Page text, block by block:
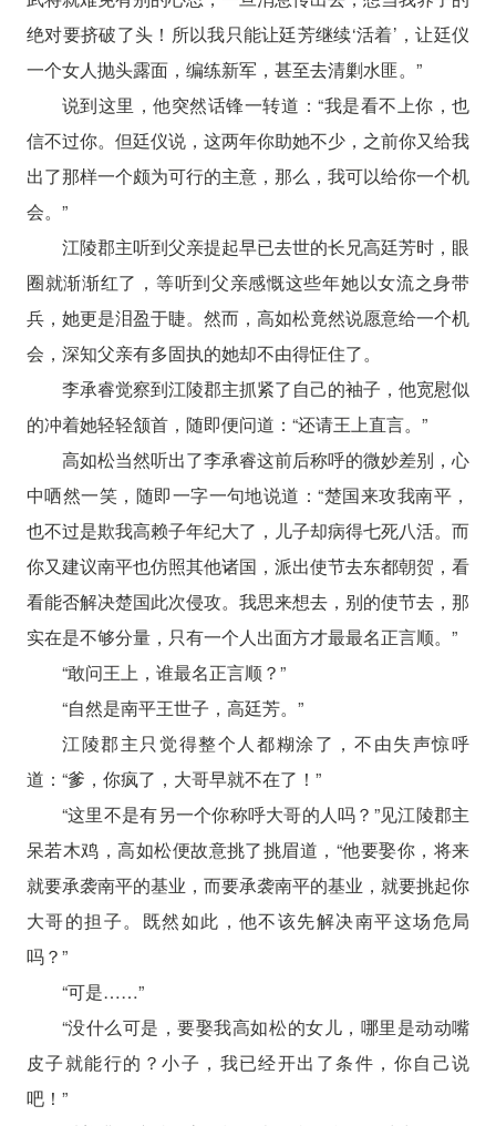
绝对要挤破了头！所以我只能让廷芳继续‘活着’，让廷仪
一个女人抛头露面，编练新军，甚至去清剿水匪。”
说到这里，他突然话锋一转道：“我是看不上你，也
信不过你。但廷仪说，这两年你助她不少，之前你又给我
出了那样一个颇为可行的主意，那么，我可以给你一个机
会。”
江陵郡主听到父亲提起早已去世的长兄高廷芳时，眼
圈就渐渐红了，等听到父亲感慨这些年她以女流之身带
兵，她更是泪盈于睫。然而，高如松竟然说愿意给一个机
会，深知父亲有多固执的她却不由得怔住了。
李承睿觉察到江陵郡主抓紧了自己的袖子，他宽慰似
的冲着她轻轻颔首，随即便问道：“还请王上直言。”
高如松当然听出了李承睿这前后称呼的微妙差别，心
中哂然一笑，随即一字一句地说道：“楚国来攻我南平，
也不过是欺我高赖子年纪大了，儿子却病得七死八活。而
你又建议南平也仿照其他诸国，派出使节去东都朝贺，看
看能否解决楚国此次侵攻。我思来想去，别的使节去，那
实在是不够分量，只有一个人出面方才最最名正言顺。”
“敢问王上，谁最名正言顺？”
“自然是南平王世子，高廷芳。”
江陵郡主只觉得整个人都糊涂了，不由失声惊呼
道：“爹，你疯了，大哥早就不在了！”
“这里不是有另一个你称呼大哥的人吗？”见江陵郡主
呆若木鸡，高如松便故意挑了挑眉道，“他要娶你，将来
就要承袭南平的基业，而要承袭南平的基业，就要挑起你
大哥的担子。既然如此，他不该先解决南平这场危局
吗？”
“可是……”
“没什么可是，要娶我高如松的女儿，哪里是动动嘴
皮子就能行的？小子，我已经开出了条件，你自己说
吧！”